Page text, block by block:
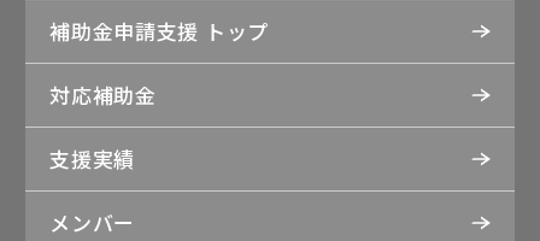
補助金申請支援 トップ
対応補助金
支援実績
メンバー